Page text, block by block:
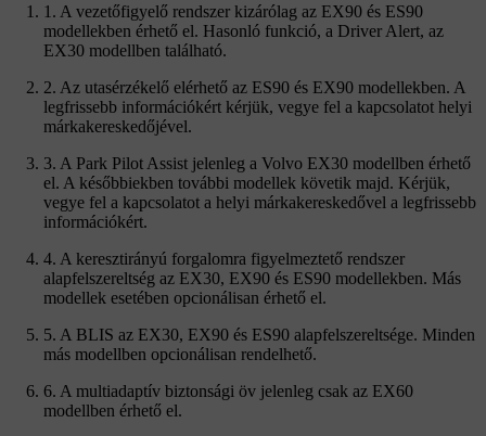
1. A vezetőfigyelő rendszer kizárólag az EX90 és ES90
modellekben érhető el. Hasonló funkció, a Driver Alert, az
EX30 modellben található.
2. Az utasérzékelő elérhető az ES90 és EX90 modellekben. A
legfrissebb információkért kérjük, vegye fel a kapcsolatot helyi
márkakereskedőjével.
3. A Park Pilot Assist jelenleg a Volvo EX30 modellben érhető
el. A későbbiekben további modellek követik majd. Kérjük,
vegye fel a kapcsolatot a helyi márkakereskedővel a legfrissebb
információkért.
4. A keresztirányú forgalomra figyelmeztető rendszer
alapfelszereltség az EX30, EX90 és ES90 modellekben. Más
modellek esetében opcionálisan érhető el.
5. A BLIS az EX30, EX90 és ES90 alapfelszereltsége. Minden
más modellben opcionálisan rendelhető.
6. A multiadaptív biztonsági öv jelenleg csak az EX60
modellben érhető el.